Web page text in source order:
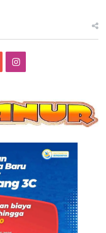
Instagram